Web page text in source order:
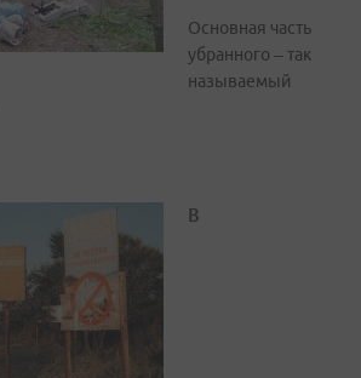
Основная часть
убранного – так
называемый
В